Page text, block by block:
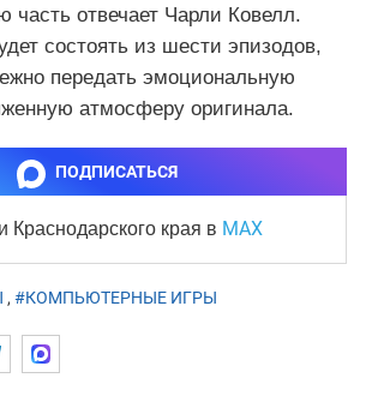
часть отвечает Чарли Ковелл.
состоять из шести эпизодов,
передать эмоциональную
атмосферу оригинала.
ПОДПИСАТЬСЯ
Краснодарского края в MAX
, #КОМПЬЮТЕРНЫЕ ИГРЫ